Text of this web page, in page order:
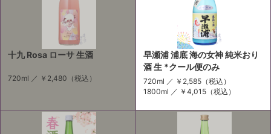
十九 Rosa ローサ 生酒
720ml ／ ￥2,480 （税込）
早瀬浦 浦底 海の女神 純米おり
酒 生 *クール便のみ
720ml ／ ￥2,585（税込）
1800ml ／ ￥4,015（税込）